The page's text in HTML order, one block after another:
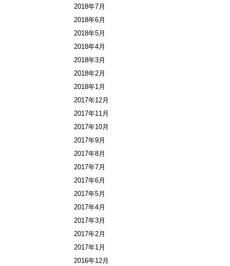
2018年7月
2018年6月
2018年5月
2018年4月
2018年3月
2018年2月
2018年1月
2017年12月
2017年11月
2017年10月
2017年9月
2017年8月
2017年7月
2017年6月
2017年5月
2017年4月
2017年3月
2017年2月
2017年1月
2016年12月